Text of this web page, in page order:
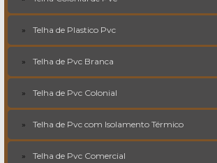
Telha de Plastico Pvc
Telha de Pvc Branca
Telha de Pvc Colonial
Telha de Pvc com Isolamento Térmico
Telha de Pvc Comercial